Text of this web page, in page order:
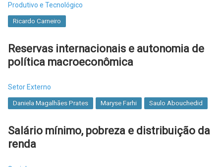
Produtivo e Tecnológico
Ricardo Carneiro
Reservas internacionais e autonomia de
política macroeconômica
Setor Externo
Daniela Magalhães Prates Maryse Farhi Saulo Abouchedid
Salário mínimo, pobreza e distribuição da
renda